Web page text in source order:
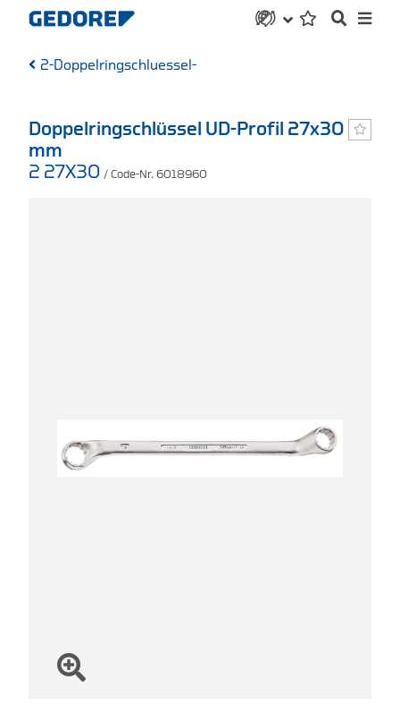
2-Doppelringschluessel-
Doppelringschlüssel UD-Profil 27x30
mm
2 27X30 / Code-Nr. 6018960